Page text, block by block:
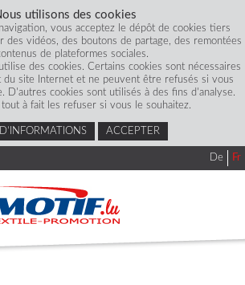
utilisons des cookies
vous acceptez le dépôt de cookies tiers
des vidéos, des boutons de partage, des remontées
de plateformes sociales.
des cookies. Certains cookies sont nécessaires
du site Internet et ne peuvent être refusés si vous
D'autres cookies sont utilisés à des fins d'analyse.
à fait les refuser si vous le souhaitez.
ACCEPTER
De Fr